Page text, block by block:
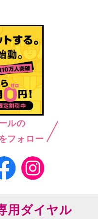
ルの
フォロー
用ダイヤル